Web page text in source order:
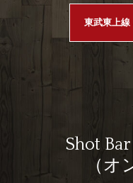
東武東上線
Shot
（オ